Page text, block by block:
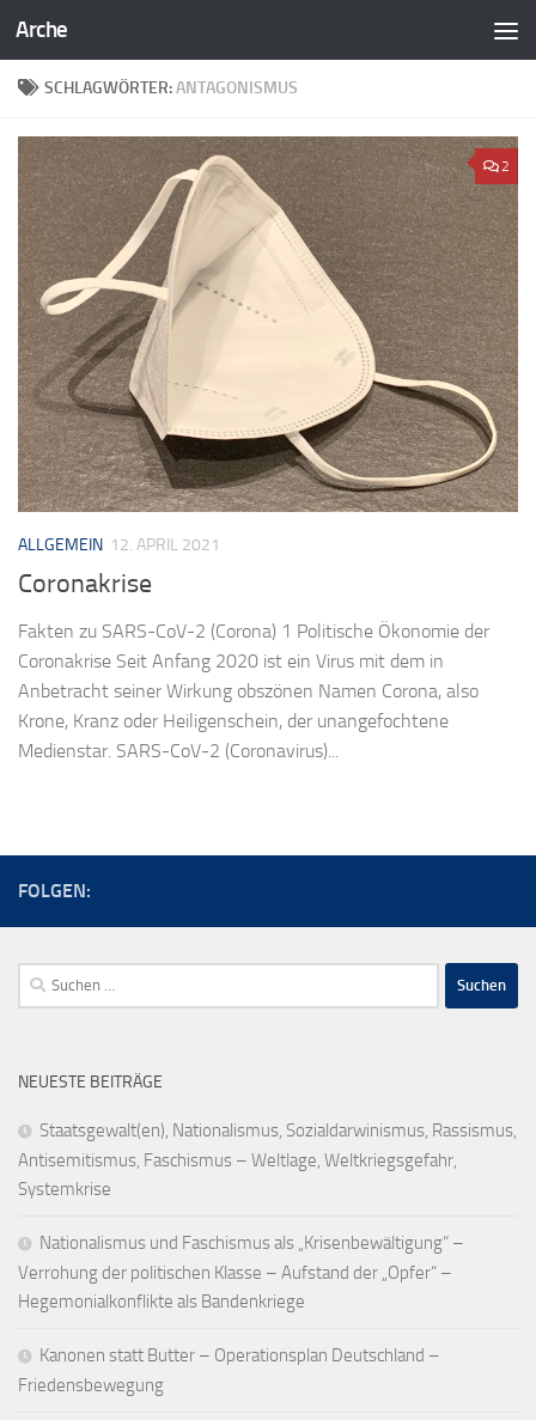
Zum Inhalt springen
Arche
SCHLAGWÖRTER:ANTAGONISMUS
2
ALLGEMEIN 12. APRIL 2021
Coronakrise
Fakten zu SARS-CoV-2 (Corona) 1 Politische Ökonomie der
Coronakrise Seit Anfang 2020 ist ein Virus mit dem in
Anbetracht seiner Wirkung obszönen Namen Corona, also
Krone, Kranz oder Heiligenschein, der unangefochtene
Medienstar. SARS-CoV-2 (Coronavirus)...
FOLGEN:
Suchen
nach:
NEUESTE BEITRÄGE
Staatsgewalt(en), Nationalismus, Sozialdarwinismus, Rassismus,
Antisemitismus, Faschismus – Weltlage, Weltkriegsgefahr,
Systemkrise
Nationalismus und Faschismus als „Krisenbewältigung“ –
Verrohung der politischen Klasse – Aufstand der „Opfer“ –
Hegemonialkonflikte als Bandenkriege
Kanonen statt Butter – Operationsplan Deutschland –
Friedensbewegung